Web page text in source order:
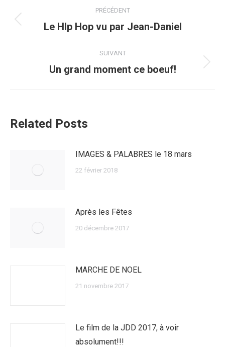
article
PRÉCÉDENT
Article
:
Le HIp Hop vu par Jean-Daniel
SUIVANT
Article
Un grand moment ce boeuf!
Related Posts
IMAGES & PALABRES le 18 mars
22 février 2018
Après les Fêtes
20 décembre 2017
MARCHE DE NOEL
21 novembre 2017
Le film de la JDD 2017, à voir
absolument!!!